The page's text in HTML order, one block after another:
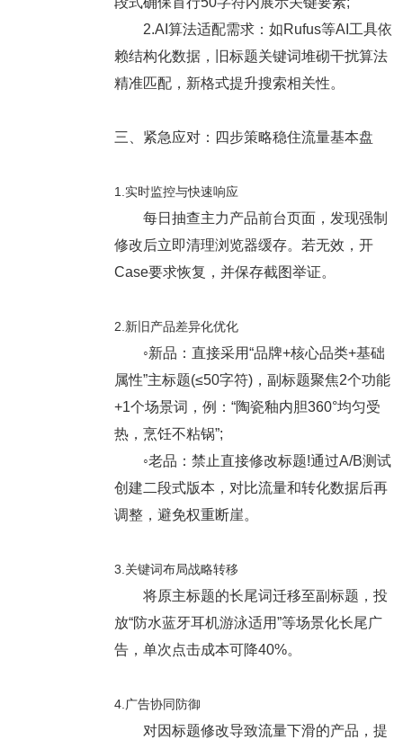
2.AI算法适配需求：如Rufus等AI工具依
赖结构化数据，旧标题关键词堆砌干扰算法
精准匹配，新格式提升搜索相关性。
三、紧急应对：四步策略稳住流量基本盘
1.实时监控与快速响应
每日抽查主力产品前台页面，发现强制
修改后立即清理浏览器缓存。若无效，开
Case要求恢复，并保存截图举证。
2.新旧产品差异化优化
◦新品：直接采用“品牌+核心品类+基础
属性”主标题(≤50字符)，副标题聚焦2个功能
+1个场景词，例：“陶瓷釉内胆360°均匀受
热，烹饪不粘锅”;
◦老品：禁止直接修改标题!通过A/B测试
创建二段式版本，对比流量和转化数据后再
调整，避免权重断崖。
3.关键词布局战略转移
将原主标题的长尾词迁移至副标题，投
放“防水蓝牙耳机游泳适用”等场景化长尾广
告，单次点击成本可降40%。
4.广告协同防御
对因标题修改导致流量下滑的产品，提